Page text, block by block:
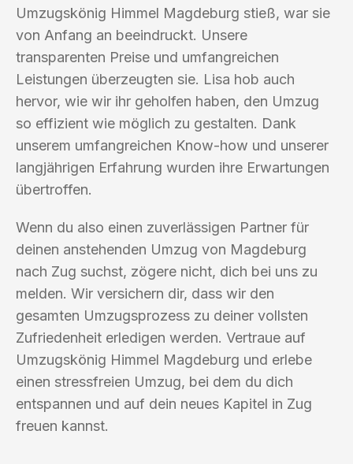
Umzugskönig Himmel Magdeburg stieß, war sie
von Anfang an beeindruckt. Unsere
transparenten Preise und umfangreichen
Leistungen überzeugten sie. Lisa hob auch
hervor, wie wir ihr geholfen haben, den Umzug
so effizient wie möglich zu gestalten. Dank
unserem umfangreichen Know-how und unserer
langjährigen Erfahrung wurden ihre Erwartungen
übertroffen.
Wenn du also einen zuverlässigen Partner für
deinen anstehenden Umzug von Magdeburg
nach Zug suchst, zögere nicht, dich bei uns zu
melden. Wir versichern dir, dass wir den
gesamten Umzugsprozess zu deiner vollsten
Zufriedenheit erledigen werden. Vertraue auf
Umzugskönig Himmel Magdeburg und erlebe
einen stressfreien Umzug, bei dem du dich
entspannen und auf dein neues Kapitel in Zug
freuen kannst.